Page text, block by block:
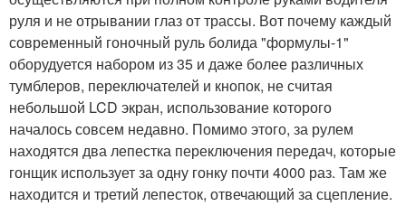
руля и не отрывании глаз от трассы. Вот почему каждый
современный гоночный руль болида "формулы-1"
оборудуется набором из 35 и даже более различных
тумблеров, переключателей и кнопок, не считая
небольшой LCD экран, использование которого
началось совсем недавно. Помимо этого, за рулем
находятся два лепестка переключения передач, которые
гонщик использует за одну гонку почти 4000 раз. Там же
находится и третий лепесток, отвечающий за сцепление.